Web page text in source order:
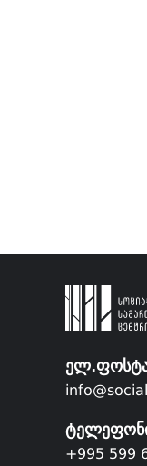
+995 599